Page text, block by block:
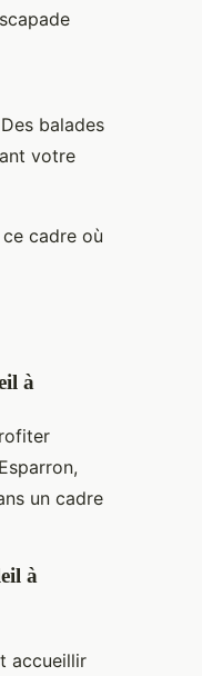
balades
votre
cadre où
à
un cadre
à
accueillir